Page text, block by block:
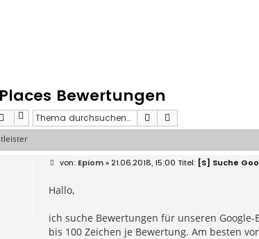
Bewertungen
Suche
B
t
g
Epiom» 21.06.2018, 15:00 [S] Suche
Hallo,
ich suche Bewertungen für unseren
bis 100 Zeichen je Bewertung. Am besten